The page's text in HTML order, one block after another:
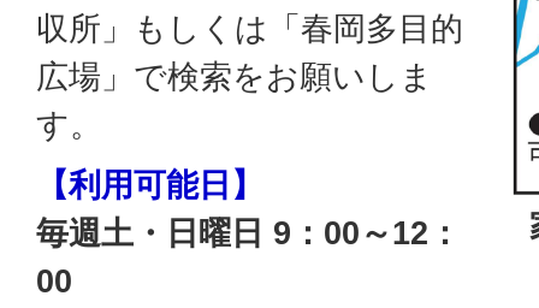
収所」もしくは「春岡多目的
広場」で検索をお願いしま
す。
【利用可能日】
毎週土・日曜日 9：00～12：
00